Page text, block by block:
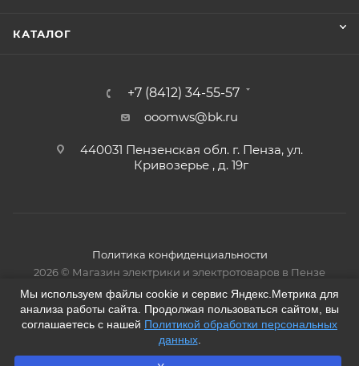
КАТАЛОГ
+7 (8412) 34-55-57
ooomws@bk.ru
440031 Пензенская обл. г. Пенза, ул.
Кривозерье , д. 19г
Политика конфиденциальности
2026 © Магазин электрики и электротоваров в Пензе
Мы используем файлы cookie и сервис Яндекс.Метрика для
анализа работы сайта. Продолжая пользоваться сайтом, вы
соглашаетесь с нашей Политикой обработки персональных
данных.